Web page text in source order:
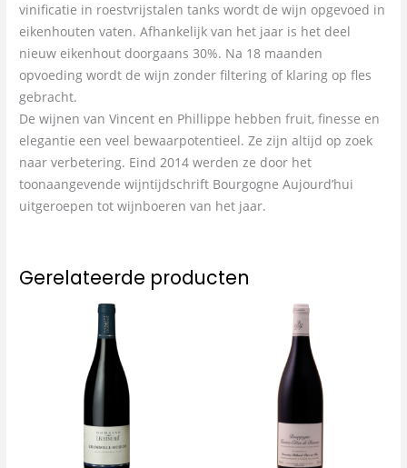
vinificatie in roestvrijstalen tanks wordt de wijn opgevoed in
eikenhouten vaten. Afhankelijk van het jaar is het deel
nieuw eikenhout doorgaans 30%. Na 18 maanden
opvoeding wordt de wijn zonder filtering of klaring op fles
gebracht.
De wijnen van Vincent en Phillippe hebben fruit, finesse en
elegantie een veel bewaarpotentieel. Ze zijn altijd op zoek
naar verbetering. Eind 2014 werden ze door het
toonaangevende wijntijdschrift Bourgogne Aujourd’hui
uitgeroepen tot wijnboeren van het jaar.
Gerelateerde producten